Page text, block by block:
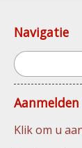
Navigatie
Zoeken
Klik om u